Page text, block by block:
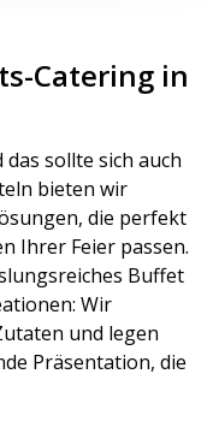
Catering in
sollte sich auch
bieten wir
die perfekt
Ihrer Feier passen.
Buffet
Wir
und legen
Präsentation, die